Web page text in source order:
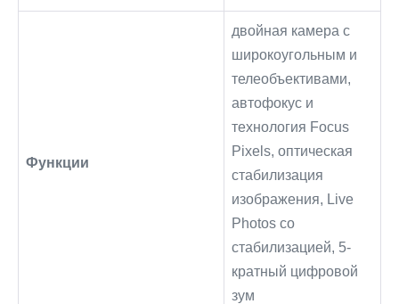
Функции
двойная камера с
широко­угольным и
теле­объективами,
автофокус и
технология Focus
Pixels, оптическая
стабилизация
изображения, Live
Photos со
стабилизацией, 5-
кратный цифровой
зум